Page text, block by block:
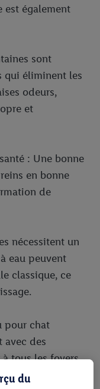
est également
sont
qui éliminent les
odeurs,
et
: Une bonne
en bonne
de
nécessitent un
eau peuvent
classique, ce
pour chat
avec des
tous les foyers.
du